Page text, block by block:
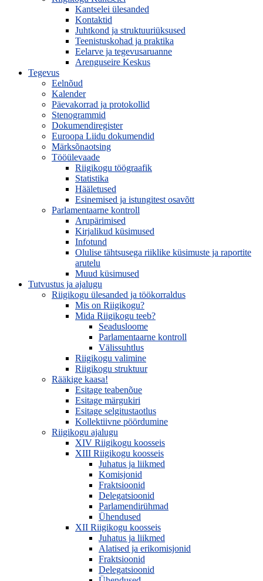
Kantselei ülesanded
Kontaktid
Juhtkond ja struktuuriüksused
Teenistuskohad ja praktika
Eelarve ja tegevusaruanne
Arenguseire Keskus
Tegevus
Eelnõud
Kalender
Päevakorrad ja protokollid
Stenogrammid
Dokumendiregister
Euroopa Liidu dokumendid
Märksõnaotsing
Tööülevaade
Riigikogu töögraafik
Statistika
Hääletused
Esinemised ja istungitest osavõtt
Parlamentaarne kontroll
Arupärimised
Kirjalikud küsimused
Infotund
Olulise tähtsusega riiklike küsimuste ja raportite
arutelu
Muud küsimused
Tutvustus ja ajalugu
Riigikogu ülesanded ja töökorraldus
Mis on Riigikogu?
Mida Riigikogu teeb?
Seadusloome
Parlamentaarne kontroll
Välissuhtlus
Riigikogu valimine
Riigikogu struktuur
Rääkige kaasa!
Esitage teabenõue
Esitage märgukiri
Esitage selgitustaotlus
Kollektiivne pöördumine
Riigikogu ajalugu
XIV Riigikogu koosseis
XIII Riigikogu koosseis
Juhatus ja liikmed
Komisjonid
Fraktsioonid
Delegatsioonid
Parlamendirühmad
Ühendused
XII Riigikogu koosseis
Juhatus ja liikmed
Alatised ja erikomisjonid
Fraktsioonid
Delegatsioonid